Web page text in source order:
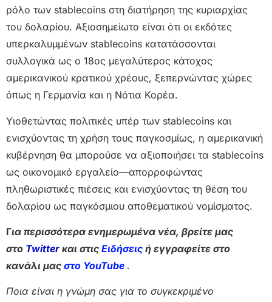
ρόλο των stablecoins στη διατήρηση της κυριαρχίας
του δολαρίου. Αξιοσημείωτο είναι ότι οι εκδότες
υπερκαλυμμένων stablecoins κατατάσσονται
συλλογικά ως ο 18ος μεγαλύτερος κάτοχος
αμερικανικού κρατικού χρέους, ξεπερνώντας χώρες
όπως η Γερμανία και η Νότια Κορέα.
Υιοθετώντας πολιτικές υπέρ των stablecoins και
ενισχύοντας τη χρήση τους παγκοσμίως, η αμερικανική
κυβέρνηση θα μπορούσε να αξιοποιήσει τα stablecoins
ως οικονομικό εργαλείο—απορροφώντας
πληθωριστικές πιέσεις και ενισχύοντας τη θέση του
δολαρίου ως παγκόσμιου αποθεματικού νομίσματος.
Για περισσότερα ενημερωμένα νέα, βρείτε μας
στο Twitter και στις Ειδήσεις ή εγγραφείτε στο
κανάλι μας στο YouTube .
Ποια είναι η γνώμη σας για το συγκεκριμένο